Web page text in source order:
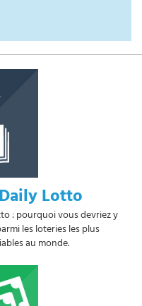
Lotto
: pourquoi vous devriez y
les loteries les plus
au monde.